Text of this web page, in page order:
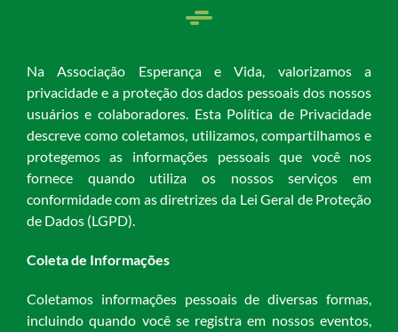
Na Associação Esperança e Vida, valorizamos a
privacidade e a proteção dos dados pessoais dos nossos
usuários e colaboradores. Esta Política de Privacidade
descreve como coletamos, utilizamos, compartilhamos e
protegemos as informações pessoais que você nos
fornece quando utiliza os nossos serviços em
conformidade com as diretrizes da Lei Geral de Proteção
de Dados (LGPD).
Coleta de Informações
Coletamos informações pessoais de diversas formas,
incluindo quando você se registra em nossos eventos,